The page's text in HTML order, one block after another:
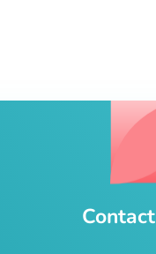
Contact